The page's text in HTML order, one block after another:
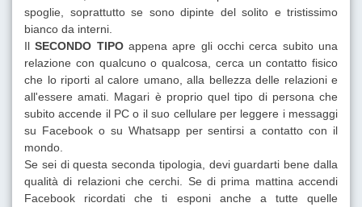
spoglie, soprattutto se sono dipinte del solito e tristissimo
bianco da interni.
IlSECONDO TIPOappena apre gli occhi cerca subito una
relazione con qualcuno o qualcosa, cerca un contatto fisico
che lo riporti al calore umano, alla bellezza delle relazioni e
all'essere amati. Magari è proprio quel tipo di persona che
subito accende il PC o il suo cellulare per leggere i messaggi
su Facebook o su Whatsapp per sentirsi a contatto con il
mondo.
Se sei di questa seconda tipologia, devi guardarti bene dalla
qualità di relazioni che cerchi. Se di prima mattina accendi
Facebook ricordati che ti esponi anche a tutte quelle